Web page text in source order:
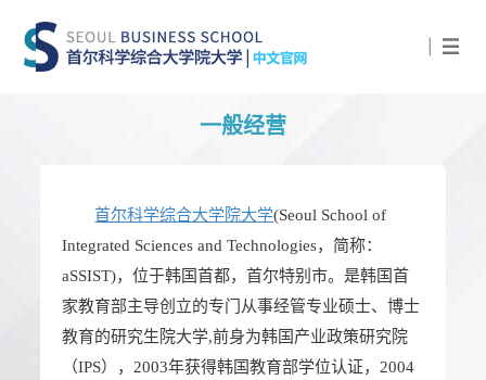
一般经营
首尔科学综合大学院大学(Seoul School of
Integrated Sciences and Technologies，简称：
aSSIST)，位于韩国首都，首尔特别市。是韩国首
家教育部主导创立的专门从事经管专业硕士、博士
教育的研究生院大学,前身为韩国产业政策研究院
（IPS），2003年获得韩国教育部学位认证，2004